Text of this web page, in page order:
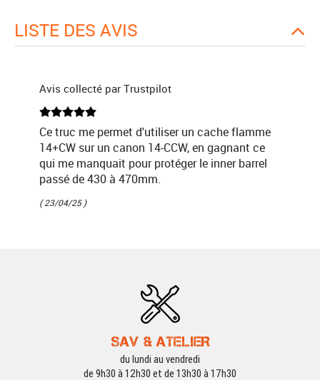
LISTE DES AVIS
Avis collecté par Trustpilot
Ce truc me permet d'utiliser un cache flamme
14+CW sur un canon 14-CCW, en gagnant ce
qui me manquait pour protéger le inner barrel
passé de 430 à 470mm.
( 23/04/25 )
SAV & ATELIER
du lundi au vendredi
de 9h30 à 12h30 et de 13h30 à 17h30